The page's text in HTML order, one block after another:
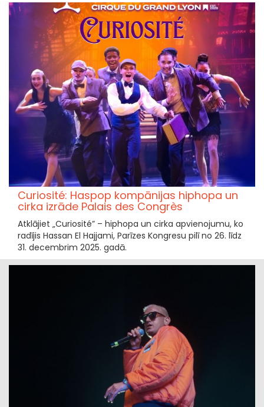
Curiosité: Haspop kompānijas hiphopa un
cirka izrāde Palais des Congrès
Atklājiet „Curiosité” – hiphopa un cirka apvienojumu, ko
radījis Hassan El Hajjami, Parīzes Kongresu pilī no 26. līdz
31. decembrim 2025. gadā.